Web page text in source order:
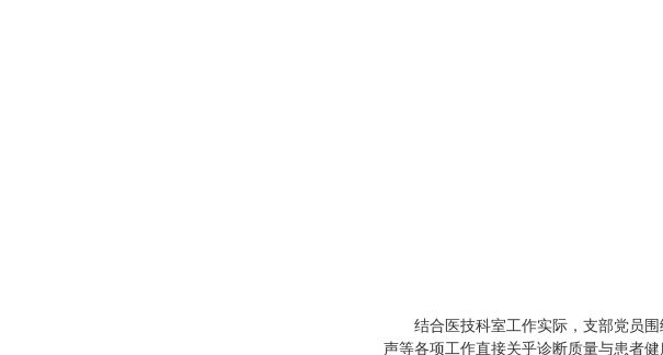
结合医技科室工作实际，支部党员
声等各项工作直接关乎诊断质量与患者